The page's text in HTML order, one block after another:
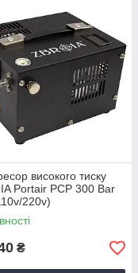
високого тиску
Portair PCP 300 Bar
220v)
₴